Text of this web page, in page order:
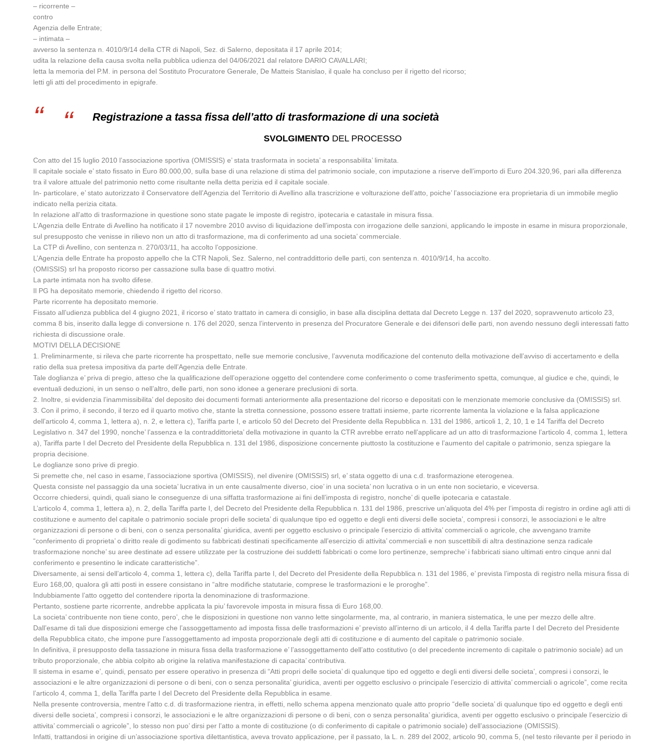
– ricorrente –
contro
Agenzia delle Entrate;
– intimata –
avverso la sentenza n. 4010/9/14 della CTR di Napoli, Sez. di Salerno, depositata il 17 aprile 2014;
udita la relazione della causa svolta nella pubblica udienza del 04/06/2021 dal relatore DARIO CAVALLARI;
letta la memoria del P.M. in persona del Sostituto Procuratore Generale, De Matteis Stanislao, il quale ha concluso per il rigetto del ricorso;
letti gli atti del procedimento in epigrafe.
Registrazione a tassa fissa dell’atto di trasformazione di una società
SVOLGIMENTODEL PROCESSO
Con atto del 15 luglio 2010 l’associazione sportiva (OMISSIS) e’ stata trasformata in societa’ a responsabilita’ limitata.
Il capitale sociale e’ stato fissato in Euro 80.000,00, sulla base di una relazione di stima del patrimonio sociale, con imputazione a riserve dell’importo di Euro 204.320,96, pari alla differenza
tra il valore attuale del patrimonio netto come risultante nella detta perizia ed il capitale sociale.
In- particolare, e’ stato autorizzato il Conservatore dell’Agenzia del Territorio di Avellino alla trascrizione e volturazione dell’atto, poiche’ l’associazione era proprietaria di un immobile meglio
indicato nella perizia citata.
In relazione all’atto di trasformazione in questione sono state pagate le imposte di registro, ipotecaria e catastale in misura fissa.
L’Agenzia delle Entrate di Avellino ha notificato il 17 novembre 2010 avviso di liquidazione dell’imposta con irrogazione delle sanzioni, applicando le imposte in esame in misura proporzionale,
sul presupposto che venisse in rilievo non un atto di trasformazione, ma di conferimento ad una societa’ commerciale.
La CTP di Avellino, con sentenza n. 270/03/11, ha accolto l’opposizione.
L’Agenzia delle Entrate ha proposto appello che la CTR Napoli, Sez. Salerno, nel contraddittorio delle parti, con sentenza n. 4010/9/14, ha accolto.
(OMISSIS) srl ha proposto ricorso per cassazione sulla base di quattro motivi.
La parte intimata non ha svolto difese.
Il PG ha depositato memorie, chiedendo il rigetto del ricorso.
Parte ricorrente ha depositato memorie.
Fissato all’udienza pubblica del 4 giugno 2021, il ricorso e’ stato trattato in camera di consiglio, in base alla disciplina dettata dal Decreto Legge n. 137 del 2020, sopravvenuto articolo 23,
comma 8 bis, inserito dalla legge di conversione n. 176 del 2020, senza l’intervento in presenza del Procuratore Generale e dei difensori delle parti, non avendo nessuno degli interessati fatto
richiesta di discussione orale.
MOTIVI DELLA DECISIONE
1. Preliminarmente, si rileva che parte ricorrente ha prospettato, nelle sue memorie conclusive, l’avvenuta modificazione del contenuto della motivazione dell’avviso di accertamento e della
ratio della sua pretesa impositiva da parte dell’Agenzia delle Entrate.
Tale doglianza e’ priva di pregio, atteso che la qualificazione dell’operazione oggetto del contendere come conferimento o come trasferimento spetta, comunque, al giudice e che, quindi, le
eventuali deduzioni, in un senso o nell’altro, delle parti, non sono idonee a generare preclusioni di sorta.
2. Inoltre, si evidenzia l’inammissibilita’ del deposito dei documenti formati anteriormente alla presentazione del ricorso e depositati con le menzionate memorie conclusive da (OMISSIS) srl.
3. Con il primo, il secondo, il terzo ed il quarto motivo che, stante la stretta connessione, possono essere trattati insieme, parte ricorrente lamenta la violazione e la falsa applicazione
dell’articolo 4, comma 1, lettera a), n. 2, e lettera c), Tariffa parte I, e articolo 50 del Decreto del Presidente della Repubblica n. 131 del 1986, articoli 1, 2, 10, 1 e 14 Tariffa del Decreto
Legislativo n. 347 del 1990, nonche’ l’assenza e la contraddittorieta’ della motivazione in quanto la CTR avrebbe errato nell’applicare ad un atto di trasformazione l’articolo 4, comma 1, lettera
a), Tariffa parte I del Decreto del Presidente della Repubblica n. 131 del 1986, disposizione concernente piuttosto la costituzione e l’aumento del capitale o patrimonio, senza spiegare la
propria decisione.
Le doglianze sono prive di pregio.
Si premette che, nel caso in esame, l’associazione sportiva (OMISSIS), nel divenire (OMISSIS) srl, e’ stata oggetto di una c.d. trasformazione eterogenea.
Questa consiste nel passaggio da una societa’ lucrativa in un ente causalmente diverso, cioe’ in una societa’ non lucrativa o in un ente non societario, e viceversa.
Occorre chiedersi, quindi, quali siano le conseguenze di una siffatta trasformazione ai fini dell’imposta di registro, nonche’ di quelle ipotecaria e catastale.
L’articolo 4, comma 1, lettera a), n. 2, della Tariffa parte I, del Decreto del Presidente della Repubblica n. 131 del 1986, prescrive un’aliquota del 4% per l’imposta di registro in ordine agli atti di
costituzione e aumento del capitale o patrimonio sociale propri delle societa’ di qualunque tipo ed oggetto e degli enti diversi delle societa’, compresi i consorzi, le associazioni e le altre
organizzazioni di persone o di beni, con o senza personalita’ giuridica, aventi per oggetto esclusivo o principale l’esercizio di attivita’ commerciali o agricole, che avvengano tramite
“conferimento di proprieta’ o diritto reale di godimento su fabbricati destinati specificamente all’esercizio di attivita’ commerciali e non suscettibili di altra destinazione senza radicale
trasformazione nonche’ su aree destinate ad essere utilizzate per la costruzione dei suddetti fabbricati o come loro pertinenze, sempreche’ i fabbricati siano ultimati entro cinque anni dal
conferimento e presentino le indicate caratteristiche”.
Diversamente, ai sensi dell’articolo 4, comma 1, lettera c), della Tariffa parte I, del Decreto del Presidente della Repubblica n. 131 del 1986, e’ prevista l’imposta di registro nella misura fissa di
Euro 168,00, qualora gli atti posti in essere consistano in “altre modifiche statutarie, comprese le trasformazioni e le proroghe”.
Indubbiamente l’atto oggetto del contendere riporta la denominazione di trasformazione.
Pertanto, sostiene parte ricorrente, andrebbe applicata la piu’ favorevole imposta in misura fissa di Euro 168,00.
La societa’ contribuente non tiene conto, pero’, che le disposizioni in questione non vanno lette singolarmente, ma, al contrario, in maniera sistematica, le une per mezzo delle altre.
Dall’esame di tali due disposizioni emerge che l’assoggettamento ad imposta fissa delle trasformazioni e’ previsto all’interno di un articolo, il 4 della Tariffa parte I del Decreto del Presidente
della Repubblica citato, che impone pure l’assoggettamento ad imposta proporzionale degli atti di costituzione e di aumento del capitale o patrimonio sociale.
In definitiva, il presupposto della tassazione in misura fissa della trasformazione e’ l’assoggettamento dell’atto costitutivo (o del precedente incremento di capitale o patrimonio sociale) ad un
tributo proporzionale, che abbia colpito ab origine la relativa manifestazione di capacita’ contributiva.
Il sistema in esame e’, quindi, pensato per essere operativo in presenza di “Atti propri delle societa’ di qualunque tipo ed oggetto e degli enti diversi delle societa’, compresi i consorzi, le
associazioni e le altre organizzazioni di persone o di beni, con o senza personalita’ giuridica, aventi per oggetto esclusivo o principale l’esercizio di attivita’ commerciali o agricole”, come recita
l’articolo 4, comma 1, della Tariffa parte I del Decreto del Presidente della Repubblica in esame.
Nella presente controversia, mentre l’atto c.d. di trasformazione rientra, in effetti, nello schema appena menzionato quale atto proprio “delle societa’ di qualunque tipo ed oggetto e degli enti
diversi delle societa’, compresi i consorzi, le associazioni e le altre organizzazioni di persone o di beni, con o senza personalita’ giuridica, aventi per oggetto esclusivo o principale l’esercizio di
attivita’ commerciali o agricole”, lo stesso non puo’ dirsi per l’atto a monte di costituzione (o di conferimento di capitale o patrimonio sociale) dell’associazione (OMISSIS).
Infatti, trattandosi in origine di un’associazione sportiva dilettantistica, aveva trovato applicazione, per il passato, la L. n. 289 del 2002, articolo 90, comma 5, (nel testo rilevante per il periodo in